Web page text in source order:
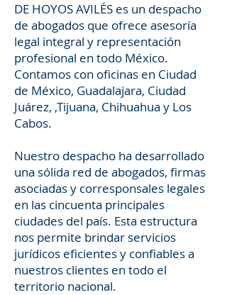
DE HOYOS AVILÉS es un despacho
de abogados que ofrece asesoría
legal integral y representación
profesional en todo México.
Contamos con oficinas en Ciudad
de México, Guadalajara, Ciudad
Juárez, ,Tijuana, Chihuahua y Los
Cabos.
Nuestro despacho ha desarrollado
una sólida red de abogados, firmas
asociadas y corresponsales legales
en las cincuenta principales
ciudades del país. Esta estructura
nos permite brindar servicios
jurídicos eficientes y confiables a
nuestros clientes en todo el
territorio nacional.